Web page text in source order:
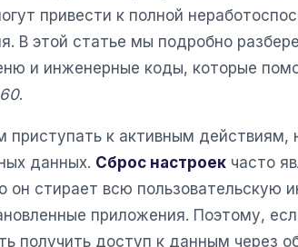
привести к полной
В этой статье мы подробно
и инженерные коды, которые
.
приступать к активным действиям,
данных. Сброс настроек часто
он стирает всю пользовательскую
приложения. Поэтому,
получить доступ к данным через